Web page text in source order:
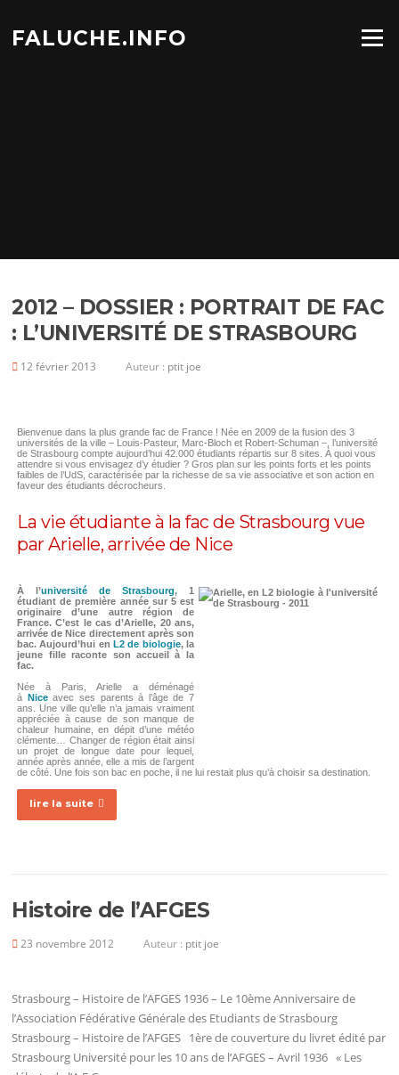
contenu
FALUCHE.INFO Menu
2012 – DOSSIER : PORTRAIT DE FAC
: L’UNIVERSITÉ DE STRASBOURG
12 février 2013 Auteur : ptit joe
Bienvenue dans la plus grande fac de France ! Née en 2009 de la fusion des 3
universités de la ville – Louis-Pasteur, Marc-Bloch et Robert-Schuman –, l’université
de Strasbourg compte aujourd’hui 42.000 étudiants répartis sur 8 sites. À quoi vous
attendre si vous envisagez d’y étudier ? Gros plan sur les points forts et les points
faibles de l’UdS, caractérisée par la richesse de sa vie associative et son action en
faveur des étudiants décrocheurs.
La vie étudiante à la fac de Strasbourg vue
par Arielle, arrivée de Nice
À l’université de Strasbourg, 1
étudiant de première année sur 5 est
originaire d’une autre région de
France. C’est le cas d’Arielle, 20 ans,
arrivée de Nice directement après son
bac. Aujourd’hui en L2 de biologie, la
jeune fille raconte son accueil à la
fac.
Née à Paris, Arielle a déménagé
à Niceavec ses parents à l’âge de 7
ans. Une ville qu’elle n’a jamais vraiment
appréciée à cause de son manque de
chaleur humaine, en dépit d’une météo
clémente… Changer de région était ainsi
un projet de longue date pour lequel,
année après année, elle a mis de l’argent
de côté. Une fois son bac en poche, il ne lui restait plus qu’à choisir sa destination.
lire la suite
Histoire de l’AFGES
23 novembre 2012 Auteur : ptit joe
Strasbourg – Histoire de l’AFGES 1936 – Le 10ème Anniversaire de
l’Association Fédérative Générale des Etudiants de Strasbourg
Strasbourg – Histoire de l’AFGES 1ère de couverture du livret édité par
Strasbourg Université pour les 10 ans de l’AFGES – Avril 1936 « Les